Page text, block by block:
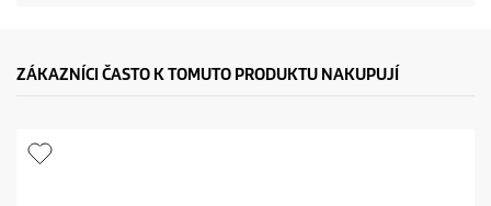
ZÁKAZNÍCI ČASTO K TOMUTO PRODUKTU NAKUPUJÍ